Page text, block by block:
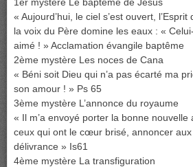
« Aujourd’hui, le ciel s’est ouvert,
la voix du Père domine les eaux : «
aimé ! » Acclamation évangile baptême
2ème mystère Les noces de Cana
« Béni soit Dieu qui n’a pas écarté ma
son amour ! » Ps 65
3ème mystère L’annonce du royaume
« Il m’a envoyé porter la bonne
ceux qui ont le cœur brisé, annoncer
délivrance » Is61
4ème mystère La transfiguration